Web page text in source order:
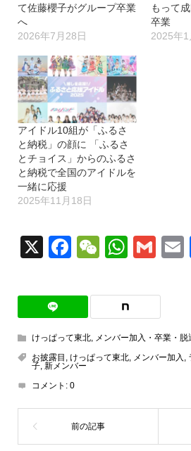
て佐藤櫻子がグループ卒業
へ
2026年7月28日
もって
卒業
2025年1
アイドル10組が「ふるさ
と納税」の顔に 「ふるさ
とチョイス」からのふるさ
と納税で全国のアイドルを
一緒に応援
2025年11月18日
X Facebook
WeChat
けっぱって東北, メンバー加入・卒業・脱
お披露目 , けっぱって東北, メンバー加入 ,
子, 新メンバー
コメント: 0